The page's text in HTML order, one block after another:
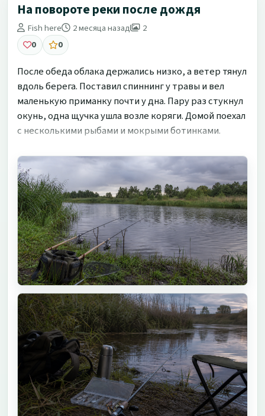
На повороте реки после дождя
Fish here 2 месяца назад
2
0
0
После обеда облака держались низко, а ветер тянул
вдоль берега. Поставил спиннинг у травы и вел
маленькую приманку почти у дна. Пару раз стукнул
окунь, одна щучка ушла возле коряги. Домой поехал
с несколькими рыбами и мокрыми ботинками.